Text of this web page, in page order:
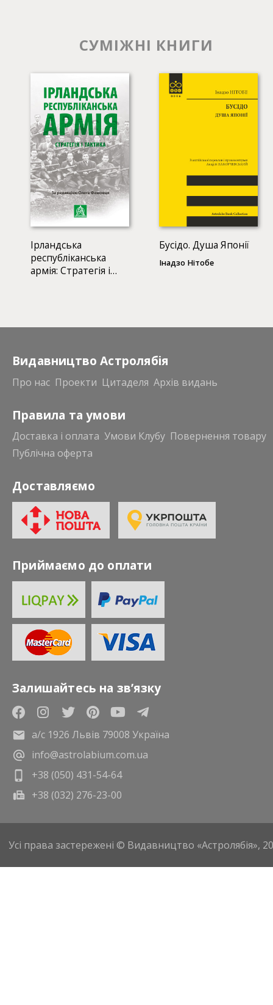
СУМІЖНІ КНИГИ
Ірландська
республіканська
армія: Стратегія і
Бусідо. Душа Японії
Інадзо Нітобе
Видавництво Астролябія
Про нас Проекти Цитаделя Архів видань
Правила та умови
Доставка і оплата Умови Клубу Повернення товару
Публічна оферта
Доставляємо
Приймаємо до оплати
Залишайтесь на зв’язку
а/с 1926 Львів 79008 Україна
info@astrolabium.com.ua
+38 (050) 431-54-64
+38 (032) 276-23-00
Усі права застережені © Видавництво «Астролябія»,